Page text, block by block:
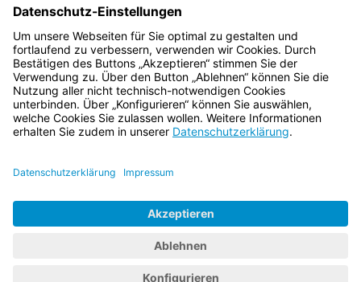
Abschnitt 5 Erstellung schulärztlicher Zeugnisse und
Gutachten
§ 13 Schulärztliche Zeugnisse
Bayern.de
BayernPortal
Impressum